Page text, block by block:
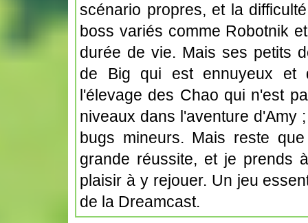
scénario propres, et la
boss variés comme Robotnik
durée de vie. Mais ses petits
de Big qui est ennuyeux
l'élevage des Chao qui n'est
niveaux dans l'aventure d'Amy
bugs mineurs. Mais reste
grande réussite, et je prends
plaisir à y rejouer. Un jeu
de la Dreamcast.